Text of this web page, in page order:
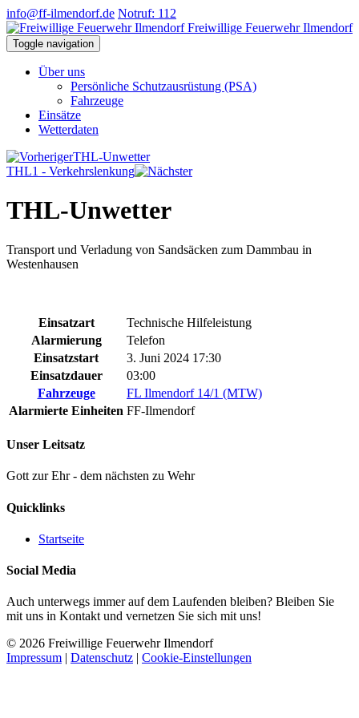
info@ff-ilmendorf.de Notruf: 112
Freiwillige Feuerwehr Ilmendorf
Toggle navigation
Über uns
Persönliche Schutzausrüstung (PSA)
Fahrzeuge
Einsätze
Wetterdaten
THL-Unwetter
THL1 - Verkehrslenkung
THL-Unwetter
Transport und Verladung von Sandsäcken zum Dammbau in
Westenhausen
Einsatzart
Technische Hilfeleistung
Alarmierung
Telefon
Einsatzstart
3. Juni 2024 17:30
Einsatzdauer
03:00
Fahrzeuge
FL Ilmendorf 14/1 (MTW)
Alarmierte Einheiten FF-Ilmendorf
Unser Leitsatz
Gott zur Ehr - dem nächsten zu Wehr
Quicklinks
Startseite
Social Media
Auch unterwegs immer auf dem Laufenden bleiben? Bleiben Sie
mit uns in Kontakt und vernetzen Sie sich mit uns!
© 2026 Freiwillige Feuerwehr Ilmendorf
Impressum
Datenschutz Cookie-Einstellungen